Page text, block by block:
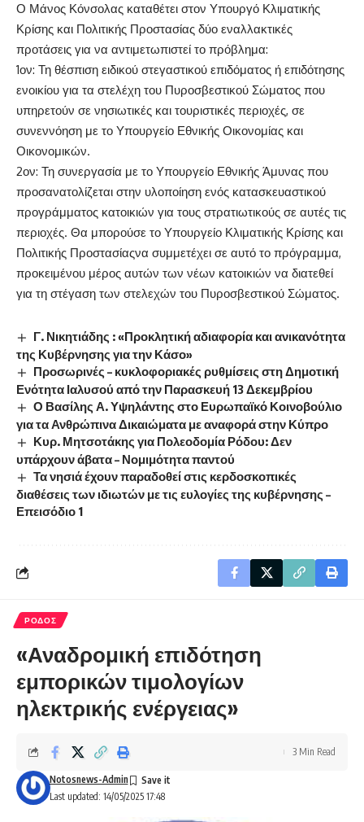
Ο Μάνος Κόνσολας καταθέτει στον Υπουργό Κλιματικής
Κρίσης και Πολιτικής Προστασίας δύο εναλλακτικές
προτάσεις για να αντιμετωπιστεί το πρόβλημα:
1ον: Τη θέσπιση ειδικού στεγαστικού επιδόματος ή επιδότησης
ενοικίου για τα στελέχη του Πυροσβεστικού Σώματος που
υπηρετούν σε νησιωτικές και τουριστικές περιοχές, σε
συνεννόηση με το Υπουργείο Εθνικής Οικονομίας και
Οικονομικών.
2ον: Τη συνεργασία με το Υπουργείο Εθνικής Άμυνας που
προσανατολίζεται στην υλοποίηση ενός κατασκευαστικού
προγράμματος κατοικιών για τους στρατιωτικούς σε αυτές τις
περιοχές. Θα μπορούσε το Υπουργείο Κλιματικής Κρίσης και
Πολιτικής Προστασίαςνα συμμετέχει σε αυτό το πρόγραμμα,
προκειμένου μέρος αυτών των νέων κατοικιών να διατεθεί
για τη στέγαση των στελεχών του Πυροσβεστικού Σώματος.
Γ. Νικητιάδης : «Προκλητική αδιαφορία και ανικανότητα
της Κυβέρνησης για την Κάσο»
Προσωρινές – κυκλοφοριακές ρυθμίσεις στη Δημοτική
Ενότητα Ιαλυσού από την Παρασκευή 13 Δεκεμβρίου
Ο Βασίλης Α. Υψηλάντης στο Ευρωπαϊκό Κοινοβούλιο
για τα Ανθρώπινα Δικαιώματα με αναφορά στην Κύπρο
Κυρ. Μητσοτάκης για Πολεοδομία Ρόδου: Δεν
υπάρχουν άβατα – Νομιμότητα παντού
Τα νησιά έχουν παραδοθεί στις κερδοσκοπικές
διαθέσεις των ιδιωτών με τις ευλογίες της κυβέρνησης –
Επεισόδιο 1
ΡΟΔΟΣ
«Αναδρομική επιδότηση
εμπορικών τιμολογίων
ηλεκτρικής ενέργειας»
Last updated: 14/05/2025 17:48
Notosnews-Admin
3 Min Read